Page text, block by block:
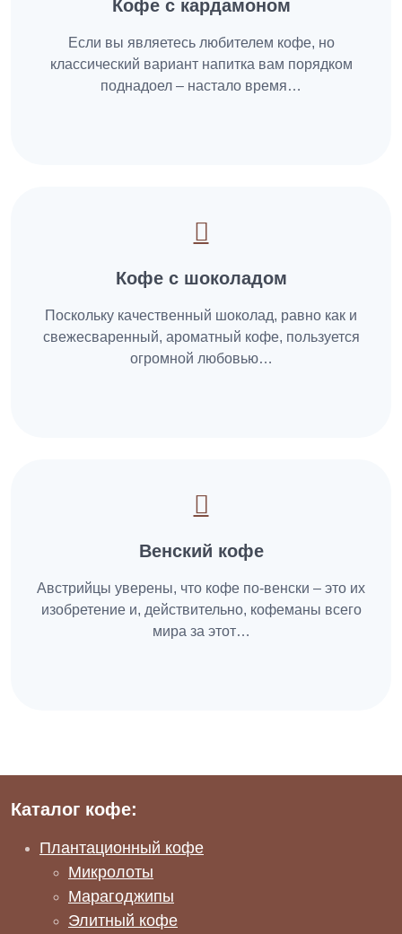
Кофе с кардамоном
Если вы являетесь любителем кофе, но
классический вариант напитка вам порядком
поднадоел – настало время…
Кофе с шоколадом
Поскольку качественный шоколад, равно как и
свежесваренный, ароматный кофе, пользуется
огромной любовью…
Венский кофе
Австрийцы уверены, что кофе по-венски – это их
изобретение и, действительно, кофеманы всего
мира за этот…
Каталог кофе:
Плантационный кофе
Микролоты
Марагоджипы
Элитный кофе